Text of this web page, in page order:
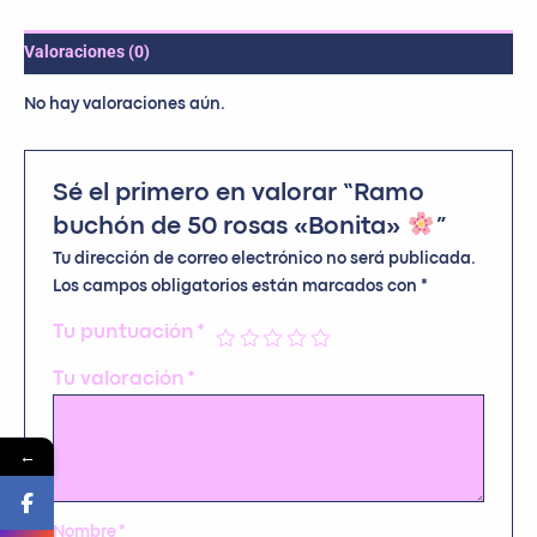
Valoraciones (0)
No hay valoraciones aún.
Sé el primero en valorar “Ramo
buchón de 50 rosas «Bonita»
”
Tu dirección de correo electrónico no será publicada.
Los campos obligatorios están marcados con *
Tu puntuación *
Tu valoración *
Nombre *
←